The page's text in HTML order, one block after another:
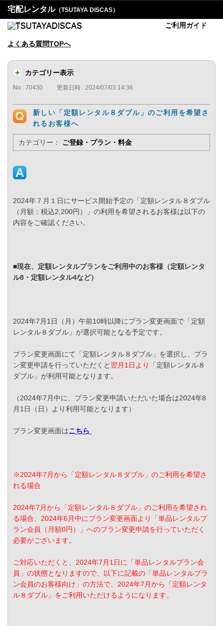
宅配レンタル（TSUTAYA DISCAS）
ご利用ガイド
よくある質問TOPへ
カテゴリー表示
No : 70430 更新日時 : 2024/07/03 14:36
新しい「定額レンタル８ダブル」のご利用を希望さ
れるお客様へ
カテゴリー： ご登録・プラン・料金
2024年７月１日にサービス開始予定の「定額レンタル８ダブル
（月額：税込2,200円）」の利用を希望されるお客様は以下の
内容をご確認ください。
■現在、定額レンタルプランをご利用中のお客様（定額レンタ
ル8・定額レンタル4など）
2024年7月1日（月）午前10時以降にプラン変更画面で「定額
レンタル８ダブル」が選択可能となる予定です。
プラン変更画面にて「定額レンタル８ダブル」を選択し、プラ
ン変更申請を行っていただくと翌月1日より
「定額レンタル８
ダブル」が利用可能となります。
（2024年7月中に、プラン変更申請いただいた場合は2024年8
月1日（日）より利用可能となります）
プラン変更画面はこちら
※2024年7月から「定額レンタル８ダブル」のご利用を希望さ
れる場合
2024年7月から「定額レンタル８ダブル」のご利用を希望され
る場合、2024年6月中にプラン変更画面より「単品レンタルプ
ラン会員（月額0円）」へのプラン変更申請を行っていただく
必要がございます。
ご対応いただくと、2024年7月1日に「単品レンタルプラン会
員」の状態となりますので、以下に記載の「単品レンタルプラ
ン会員のお客様向け」の方法で、2024年7月から「定額レンタ
ル８ダブル」をご利用いただけるようになります。